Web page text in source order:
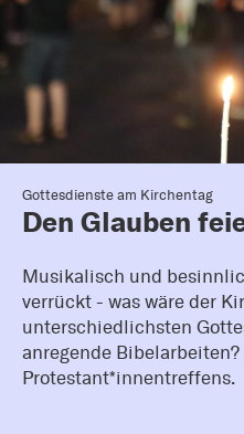
Gottesdienste am Kirchentag
Den Glauben
Musikalisch und
verrückt - was wäre der
unterschiedlichsten
anregende
Protestant*innentreffens.